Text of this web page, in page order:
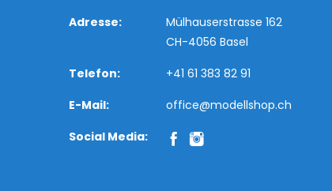
Adresse:
Mülhauserstrasse 162
CH-4056 Basel
Telefon:
+41 61 383 82 91
E-Mail:
office@modellshop.ch
Social Media: